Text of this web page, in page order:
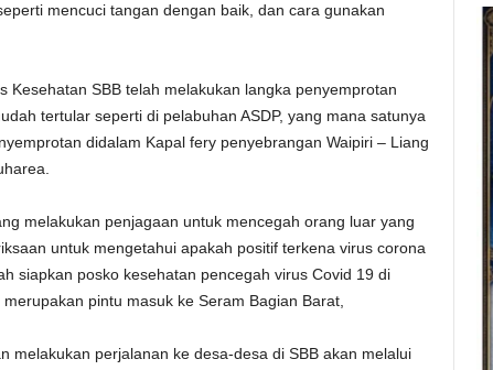
mencuci tangan dengan baik, dan cara gunakan
Kesehatan SBB telah melakukan langka penyemprotan
tertular seperti di pelabuhan ASDP, yang mana satunya
didalam Kapal fery penyebrangan Waipiri – Liang
melakukan penjagaan untuk mencegah orang luar yang
untuk mengetahui apakah positif terkena virus corona
siapkan posko kesehatan pencegah virus Covid 19 di
pintu masuk ke Seram Bagian Barat,
melakukan perjalanan ke desa-desa di SBB akan melalui